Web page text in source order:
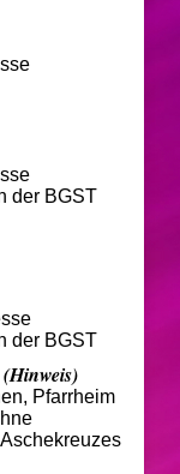
der BGST
der BGST
(Hinweis)
Pfarrheim